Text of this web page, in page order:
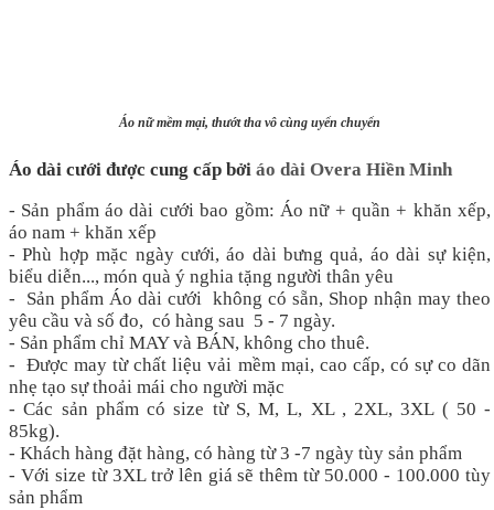
Áo nữ mềm mại, thướt tha vô cùng uyển chuyển
Áo dài cưới được cung cấp bởi áo dài Overa Hiền Minh
- Sản phẩm áo dài cưới bao gồm: Áo nữ + quần + khăn xếp,
áo nam + khăn xếp
- Phù hợp mặc ngày cưới, áo dài bưng quả, áo dài sự kiện,
biểu diễn..., món quà ý nghia tặng người thân yêu
- Sản phẩm Áo dài cưới không có sẵn, Shop nhận may theo
yêu cầu và số đo, có hàng sau 5 - 7 ngày.
- Sản phẩm chỉ MAY và BÁN, không cho thuê.
- Được may từ chất liệu vải mềm mại, cao cấp, có sự co dãn
nhẹ tạo sự thoải mái cho người mặc
- Các sản phẩm có size từ S, M, L, XL , 2XL, 3XL ( 50 -
85kg).
- Khách hàng đặt hàng, có hàng từ 3 -7 ngày tùy sản phẩm
- Với size từ 3XL trở lên giá sẽ thêm từ 50.000 - 100.000 tùy
sản phẩm